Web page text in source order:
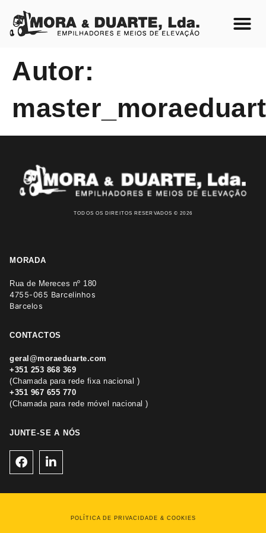
Autor:
TODOS OS DIREITOS RESERVADOS © 2026
MORADA
Rua de Mereces nº 180
4755-065 Barcelinhos
Barcelos
CONTACTOS
geral@moraeduarte.com
+351 253 868 369
(Chamada para rede fixa nacional )
+351 967 655 770
(Chamada para rede móvel nacional )
JUNTE-SE A NÓS
POLÍTICA DE PRIVACIDADE & COOKIES